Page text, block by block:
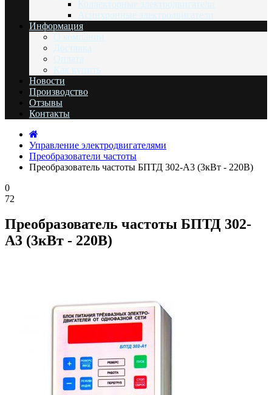
Коллекторные электродвигатели
Асинхронные электродвигатели
Информация
О компании
Доставка
Оплата
Как купить
Новости
Производство
Отзывы
Контакты
Управление электродвигателями
Преобразователи частоты
Преобразователь частоты БПТД 302-А3 (3кВт - 220В)
0
72
Преобразователь частоты БПТД 302-
А3 (3кВт - 220В)